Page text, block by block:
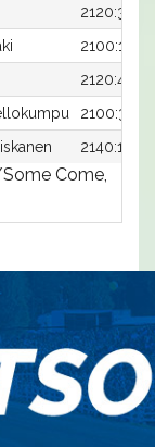
2120:3
2100:1
2120:4
2100:3
2140:1
Come,